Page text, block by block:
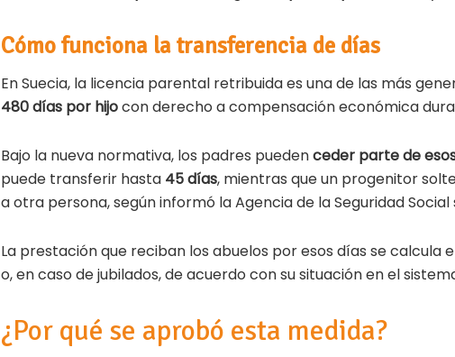
Cómo funciona la transferencia de días
En Suecia, la licencia parental retribuida es una de las más
480 días por hijocon derecho a compensación económica
Bajo la nueva normativa, los padres puedenceder parte de
puede transferir hasta 45 días, mientras que un progenitor
a otra persona, según informó la Agencia de la Seguridad
La prestación que reciban los abuelos por esos días se calcula
o, en caso de jubilados, de acuerdo con su situación en el
¿Por qué se aprobó esta medida?